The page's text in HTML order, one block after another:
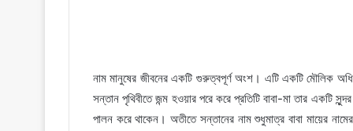
নাম মানুষের জীবনের একটি গুরুত্বপূর্ণ অংশ। এটি একটি মৌলিক
সন্তান পৃথিবীতে জন্ম হওয়ার পরে করে প্রতিটি বাবা-মা তার একটি
পালন করে থাকেন। অতীতে সন্তানের নাম শুধুমাত্র বাবা মায়ের